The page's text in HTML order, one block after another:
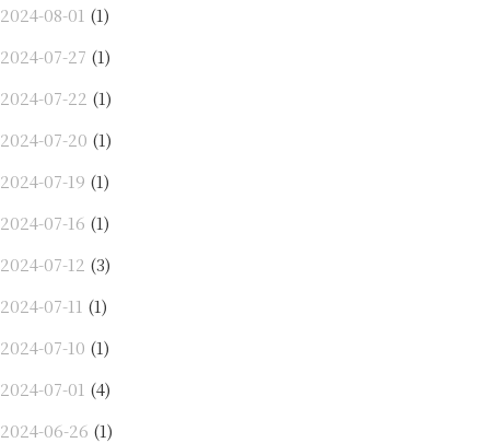
2024-08-01 (1)
2024-07-27 (1)
2024-07-22 (1)
2024-07-20 (1)
2024-07-19 (1)
2024-07-16 (1)
2024-07-12 (3)
2024-07-11 (1)
2024-07-10 (1)
2024-07-01 (4)
2024-06-26 (1)